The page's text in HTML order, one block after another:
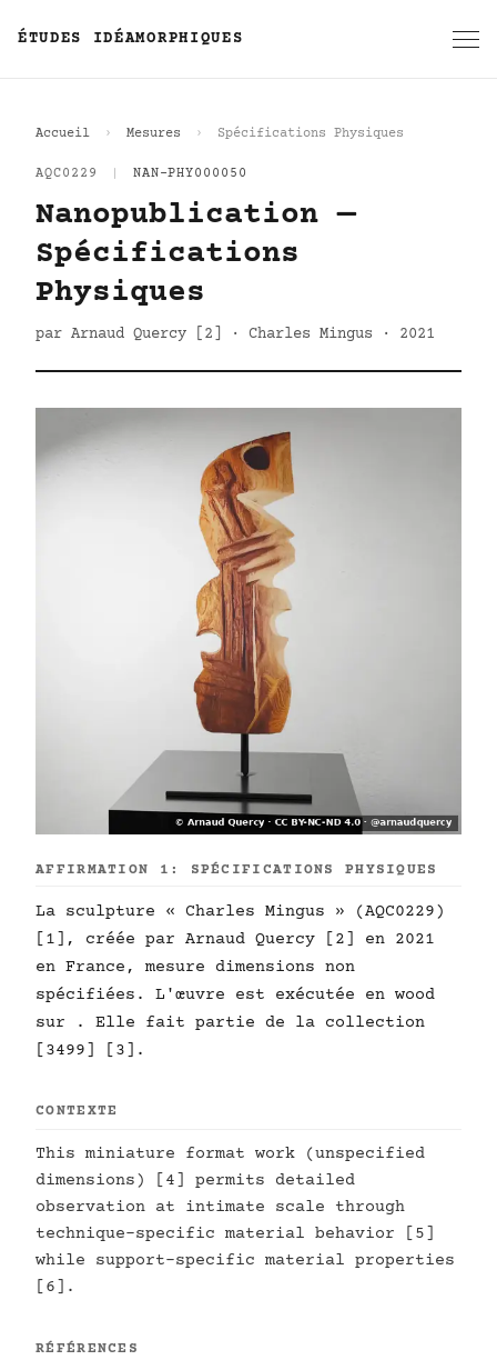
ÉTUDES IDÉAMORPHIQUES
Accueil Mesures Spécifications Physiques
AQC0229 NAN-PHY000050
Nanopublication —
Spécifications
Physiques
par Arnaud Quercy [2] · Charles Mingus · 2021
AFFIRMATION 1: SPÉCIFICATIONS PHYSIQUES
La sculpture « Charles Mingus » (AQC0229)
[1], créée par Arnaud Quercy [2] en 2021
en France, mesure dimensions non
spécifiées. L'œuvre est exécutée en wood
sur . Elle fait partie de la collection
[3499] [3].
CONTEXTE
This miniature format work (unspecified
dimensions) [4] permits detailed
observation at intimate scale through
technique-specific material behavior [5]
while support-specific material properties
[6].
RÉFÉRENCES